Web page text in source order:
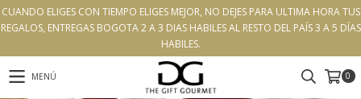
CUANDO ELIGES CON TIEMPO ELIGES MEJOR, NO DEJES PARA ULTIMA HORA TUS
REGALOS, ENTREGAS BOGOTA 2 A 3 DIAS HABILES AL RESTO DEL PAÍS 3 A 5 DÍAS
HABILES.
MENÚ 0